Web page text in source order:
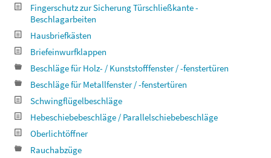
Fingerschutz zur Sicherung Türschließkante -
Beschlagarbeiten
Hausbriefkästen
Briefeinwurfklappen
Beschläge für Holz- / Kunststofffenster / -fenstertüren
Beschläge für Metallfenster / -fenstertüren
Schwingflügelbeschläge
Hebeschiebebeschläge / Parallelschiebebeschläge
Oberlichtöffner
Rauchabzüge